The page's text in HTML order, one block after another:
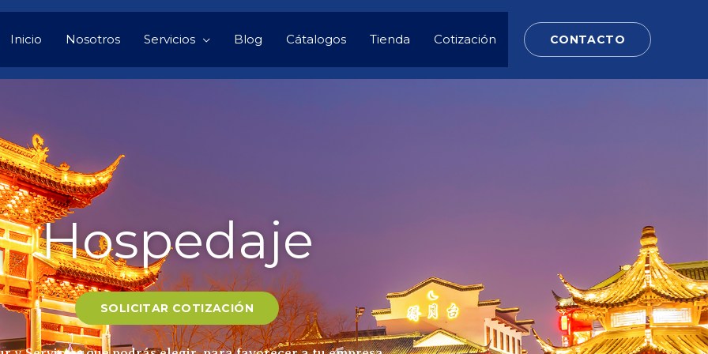
Inicio Nosotros Servicios Blog Cátalogos Tienda Cotización CONTACTO
Hospedaje
SOLICITAR COTIZACIÓN